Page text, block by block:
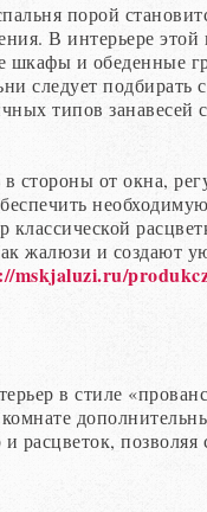
порой
В интерьере этой
шкафы и обеденные
следует подбирать
типов занавесей
от окна,
классической
жалюзи и создают
mskjaluzi.ru/
в стиле
расцветок, позволяя